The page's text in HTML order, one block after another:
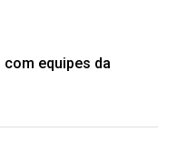
equipes da